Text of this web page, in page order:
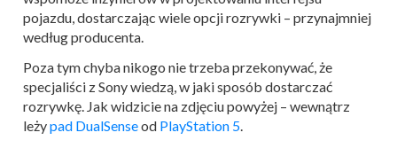
pojazdu, dostarczając wiele opcji rozrywki – przynajmniej
według producenta.
Poza tym chyba nikogo nie trzeba przekonywać, że
specjaliści z Sony wiedzą, w jaki sposób dostarczać
rozrywkę. Jak widzicie na zdjęciu powyżej – wewnątrz
leżypad DualSenseod PlayStation 5.